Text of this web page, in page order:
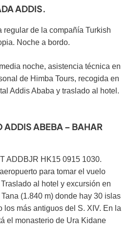
ADDIS.
regular de la compañía Turkish
Noche a bordo.
noche, asistencia técnica en
de Himba Tours, recogida en
Addis Ababa y traslado al hotel.
ABEBA – BAHAR
ADDBJR HK15 0915 1030.
para tomar el vuelo
al hotel y excursión en
(1.840 m) donde hay 30 islas
los más antiguos del S. XIV. En la
el monasterio de Ura Kidane